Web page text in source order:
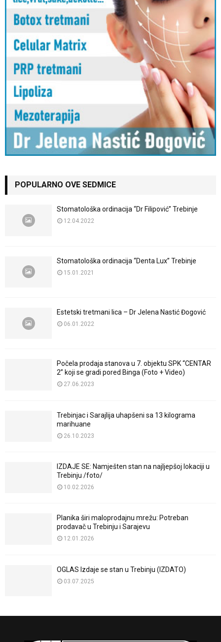
POPULARNO OVE SEDMICE
Stomatološka ordinacija “Dr Filipović” Trebinje
12.04.2022
Stomatološka ordinacija “Denta Lux” Trebinje
15.01.2021
Estetski tretmani lica – Dr Jelena Nastić Đogović
06.01.2022
Počela prodaja stanova u 7. objektu SPK “CENTAR
2” koji se gradi pored Binga (Foto + Video)
27.06.2023
Trebinjac i Sarajlija uhapšeni sa 13 kilograma
marihuane
26.10.2023
IZDAJE SE: Namješten stan na najljepšoj lokaciji u
Trebinju /foto/
10.02.2026
Planika širi maloprodajnu mrežu: Potreban
prodavač u Trebinju i Sarajevu
12.01.2026
OGLAS Izdaje se stan u Trebinju (IZDATO)
03.07.2025